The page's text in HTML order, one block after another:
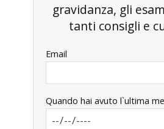
gravidanza, gli
tanti consigli e
Email
Quando hai avuto l`ultima